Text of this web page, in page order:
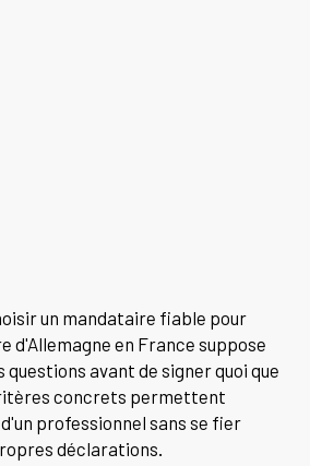
un mandataire fiable pour
d'Allemagne en France suppose
questions avant de signer quoi que
concrets permettent
professionnel sans se fier
déclarations.